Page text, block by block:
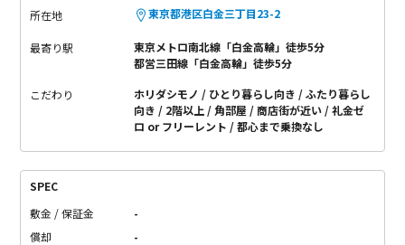
所在地 東京都港区白金三丁目23-2
最寄り駅
東京メトロ南北線「白金高輪」徒歩5分
都営三田線「白金高輪」徒歩5分
こだわり ホリダシモノ ひとり暮らし向き
ふたり暮らし
向き
2階以上 角部屋 商店街が近い
礼金ゼ
ロ or フリーレント
都心まで乗換なし
SPEC
敷金 / 保証金
-
償却
-